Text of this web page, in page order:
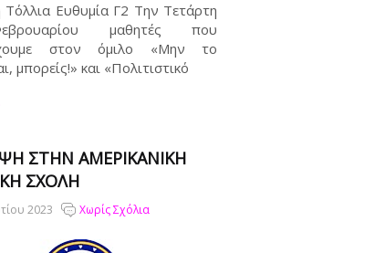
Τόλλια Ευθυμία Γ2 Την Τετάρτη
μαθητές που
στον όμιλο «Μην το
μπορείς!» και «Πολιτιστικό
ΣΤΗΝ ΑΜΕΡΙΚΑΝΙΚΉ
ΣΧΟΛΉ
2023 Χωρίς Σχόλια